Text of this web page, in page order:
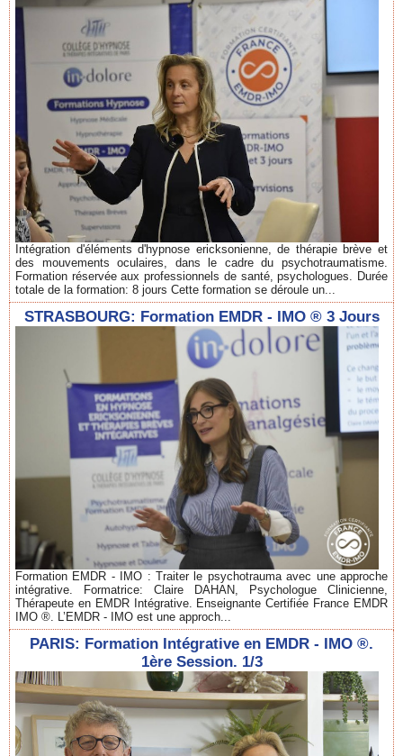
Intégration d'éléments d'hypnose ericksonienne, de thérapie brève et
des mouvements oculaires, dans le cadre du psychotraumatisme.
Formation réservée aux professionnels de santé, psychologues. Durée
totale de la formation: 8 jours Cette formation se déroule un...
STRASBOURG: Formation EMDR - IMO ® 3 Jours
Formation EMDR - IMO : Traiter le psychotrauma avec une approche
intégrative. Formatrice: Claire DAHAN, Psychologue Clinicienne,
Thérapeute en EMDR Intégrative. Enseignante Certifiée France EMDR
IMO ®. L’EMDR - IMO est une approch...
PARIS: Formation Intégrative en EMDR - IMO ®.
1ère Session. 1/3